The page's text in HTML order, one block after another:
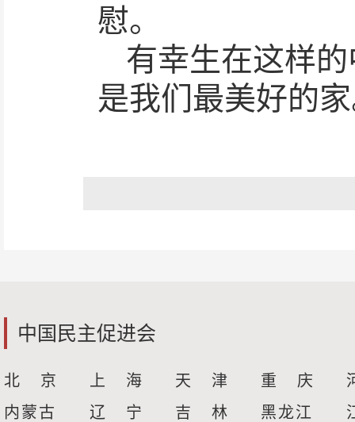
慰。
有幸生在这样
是我们最美好的
中国民主促进会
北 京 上 海 天 津 重 庆
内蒙古
辽 宁 吉 林 黑龙江